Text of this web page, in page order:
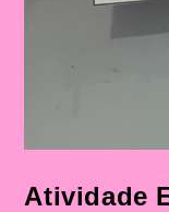
Atividade